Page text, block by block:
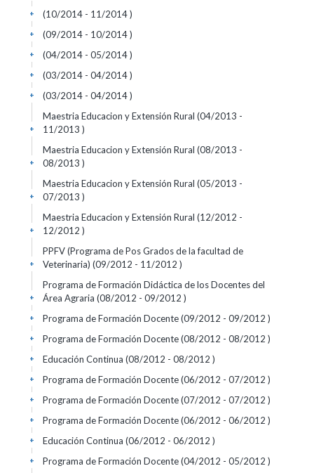
(10/2014 - 11/2014 )
+
(09/2014 - 10/2014 )
+
(04/2014 - 05/2014 )
+
(03/2014 - 04/2014 )
+
(03/2014 - 04/2014 )
+
Maestria Educacion y Extensión Rural (04/2013 -
11/2013 )
+
Maestria Educacion y Extensión Rural (08/2013 -
08/2013 )
+
Maestria Educacion y Extensión Rural (05/2013 -
07/2013 )
+
Maestria Educacion y Extensión Rural (12/2012 -
12/2012 )
+
PPFV (Programa de Pos Grados de la facultad de
Veterinaria) (09/2012 - 11/2012 )
+
Programa de Formación Didáctica de los Docentes del
Área Agraria (08/2012 - 09/2012 )
+
Programa de Formación Docente (09/2012 - 09/2012 )
+
Programa de Formación Docente (08/2012 - 08/2012 )
+
Educación Continua (08/2012 - 08/2012 )
+
Programa de Formación Docente (06/2012 - 07/2012 )
+
Programa de Formación Docente (07/2012 - 07/2012 )
+
Programa de Formación Docente (06/2012 - 06/2012 )
+
Educación Continua (06/2012 - 06/2012 )
+
Programa de Formación Docente (04/2012 - 05/2012 )
+